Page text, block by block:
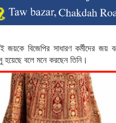
বিজেপির সাধারণ কর্মীদের জয়
বলে মনে করছেন তিনি।